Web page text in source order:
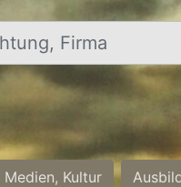
Medien, Kultur